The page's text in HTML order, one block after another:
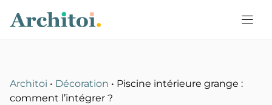
Architoi • Décoration • Piscine intérieure grange :
comment l’intégrer ?